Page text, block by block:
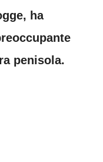
ha
penisola.